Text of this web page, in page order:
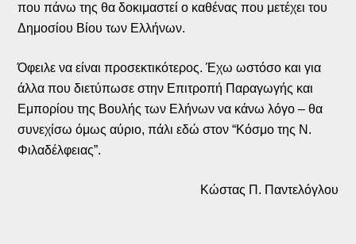
που πάνω της θα δοκιμαστεί ο καθένας που μετέχει του
Δημοσίου Βίου των Ελλήνων.
Όφειλε να είναι προσεκτικότερος. Έχω ωστόσο και για
άλλα που διετύπωσε στην Επιτροπή Παραγωγής και
Εμπορίου της Βουλής των Ελήνων να κάνω λόγο – θα
συνεχίσω όμως αύριο, πάλι εδώ στον “Κόσμο της Ν.
Φιλαδέλφειας”.
Κώστας Π. Παντελόγλου